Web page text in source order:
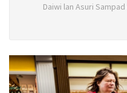
Daiwi lan Asuri